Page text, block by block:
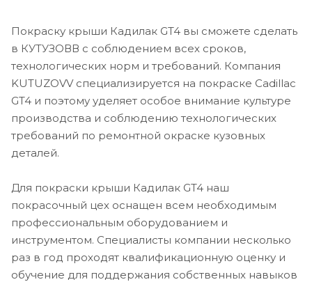
Покраску крыши Кадилак GT4 вы сможете сделать
в КУТУЗОВВ с соблюдением всех сроков,
технологических норм и требований. Компания
KUTUZOVV специализируется на покраске Cadillac
GT4 и поэтому уделяет особое внимание культуре
производства и соблюдению технологических
требований по ремонтной окраске кузовных
деталей.
Для покраски крыши Кадилак GT4 наш
покрасочный цех оснащен всем необходимым
профессиональным оборудованием и
инструментом. Специалисты компании несколько
раз в год проходят квалификационную оценку и
обучение для поддержания собственных навыков